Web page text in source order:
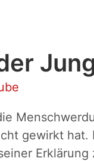
gewirkt hat.
Erklärung